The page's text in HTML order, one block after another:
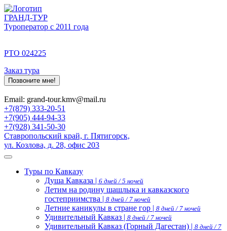
ГРАНД-ТУР
Туроператор с 2011 года
РТО 024225
Заказ тура
Позвоните мне!
Email: grand-tour.kmv@mail.ru
+7(879) 333-20-51
+7(905) 444-94-33
+7(928) 341-50-30
Ставропольский край, г. Пятигорск,
ул. Козлова, д. 28, офис 203
Туры по Кавказу
Душа Кавказа | 6 дней / 5 ночей
Летим на родину шашлыка и кавказского
гостеприимства | 8 дней / 7 ночей
Летние каникулы в стране гор | 8 дней / 7 ночей
Удивительный Кавказ | 8 дней / 7 ночей
Удивительный Кавказ (Горный Дагестан) | 8 дней / 7